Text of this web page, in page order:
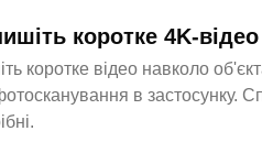
коротке 4K-відео
коротке відео навколо
в застосунку.